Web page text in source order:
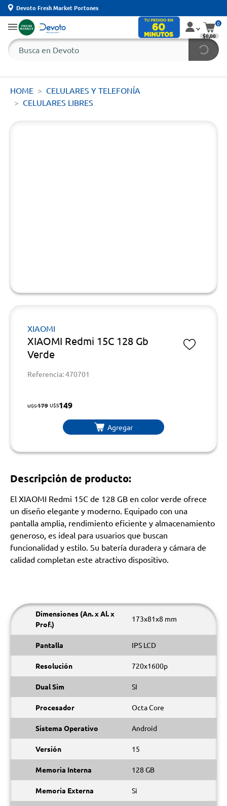
Devoto Fresh Market Portones
0
$0,00
HOME
CELULARES Y TELEFONÍA
CELULARES LIBRES
XIAOMI
XIAOMI Redmi 15C 128 Gb
Verde
Referencia: 470701
U$S179 U$S149
Agregar
Descripción de producto:
El XIAOMI Redmi 15C de 128 GB en color verde ofrece
un diseño elegante y moderno. Equipado con una
pantalla amplia, rendimiento eficiente y almacenamiento
generoso, es ideal para usuarios que buscan
funcionalidad y estilo. Su batería duradera y cámara de
calidad completan este atractivo dispositivo.
Dimensiones (An. x Al. x
Prof.)
173x81x8 mm
Pantalla IPS LCD
Resolución 720x1600p
Dual Sim SI
Procesador Octa Core
Sistema Operativo Android
Versión 15
Memoria Interna 128 GB
Memoria Externa Si